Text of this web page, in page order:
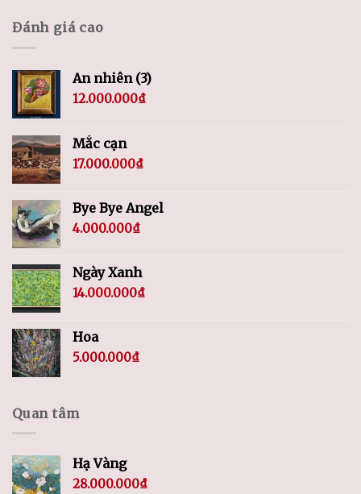
Đánh giá cao
An nhiên (3)
12.000.000₫
Mắc cạn
17.000.000₫
Bye Bye Angel
4.000.000₫
Ngày Xanh
14.000.000₫
Hoa
5.000.000₫
Quan tâm
Hạ Vàng
28.000.000₫